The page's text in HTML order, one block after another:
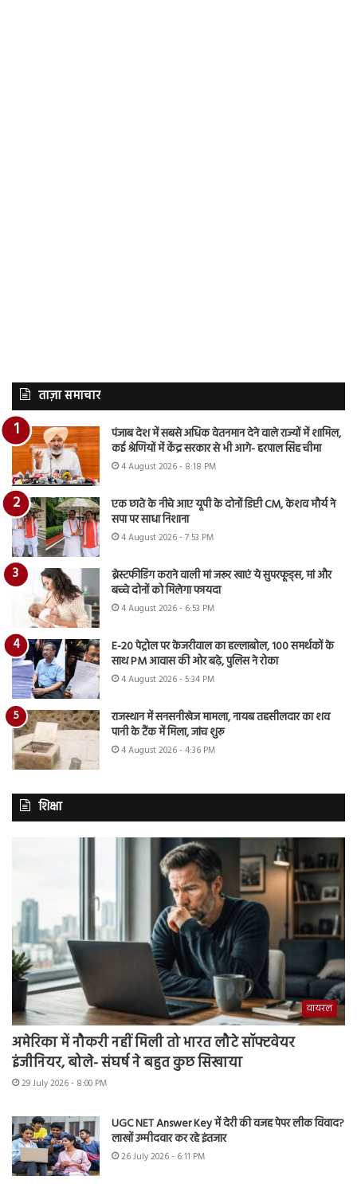
ताज़ा समाचार
पंजाब देश में सबसे अधिक वेतनमान देने वाले राज्यों में शामिल,
कई श्रेणियों में केंद्र सरकार से भी आगे- हरपाल सिंह चीमा
4 August 2026 - 8:18 PM
एक छाते के नीचे आए यूपी के दोनों डिप्टी CM, केशव मौर्य ने
सपा पर साधा निशाना
4 August 2026 - 7:53 PM
ब्रेस्टफीडिंग कराने वाली मां जरूर खाएं ये सुपरफूड्स, मां और
बच्चे दोनों को मिलेगा फायदा
4 August 2026 - 6:53 PM
E-20 पेट्रोल पर केजरीवाल का हल्लाबोल, 100 समर्थकों के
साथ PM आवास की ओर बढ़े, पुलिस ने रोका
4 August 2026 - 5:34 PM
राजस्थान में सनसनीखेज मामला, नायब तहसीलदार का शव
पानी के टैंक में मिला, जांच शुरू
4 August 2026 - 4:36 PM
शिक्षा
वायरल
अमेरिका में नौकरी नहीं मिली तो भारत लौटे सॉफ्टवेयर
इंजीनियर, बोले- संघर्ष ने बहुत कुछ सिखाया
29 July 2026 - 8:00 PM
UGC NET Answer Key में देरी की वजह पेपर लीक विवाद?
लाखों उम्मीदवार कर रहे इंतजार
26 July 2026 - 6:11 PM